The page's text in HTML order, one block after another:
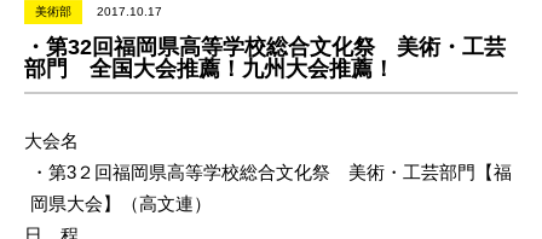
美術部 2017.10.17
・第32回福岡県高等学校総合文化祭 美術・工芸
部門 全国大会推薦！九州大会推薦！
大会名
・ 第3２回福岡県高等学校総合文化祭 美術・工芸部門【福
岡県大会】（高文連）
日 程